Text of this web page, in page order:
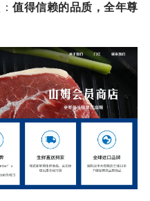
值得信赖的品质，全年尊